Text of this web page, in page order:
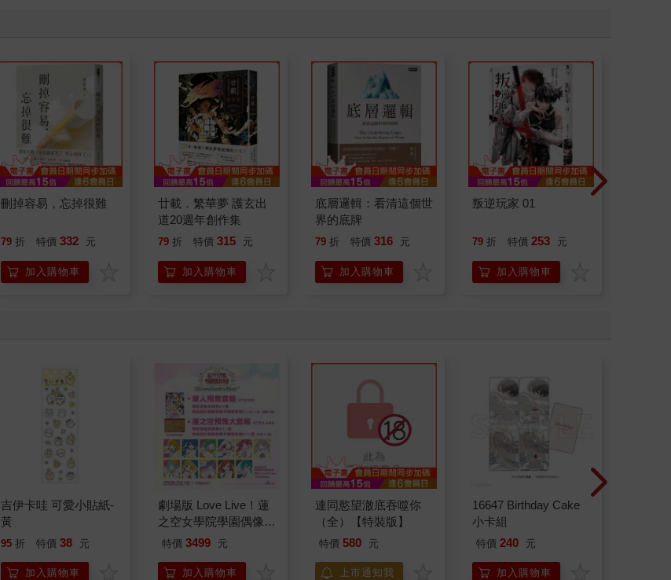
刪掉容易，忘掉很難
79 折 特價 332 元
加入購物車
廿載．繁華夢 護玄出
道20週年創作集
79 折 特價 315 元
加入購物車
底層邏輯：看清這個世
界的底牌
79 折 特價 316 元
加入購物車
叛逆玩家 01
79 折 特價 253 元
加入購物車
吉伊卡哇 可愛小貼紙-
黃
95 折 特價 38 元
加入購物車
劇場版 Love Live！蓮
之空女學院學園偶像俱
樂部 Bloom Garden
組
特價 3499 元
加入購物車
連同慾望澈底吞噬你
（全）【特裝版】
特價 580 元
上市通知我
16647 Birthday Cake
小卡組
特價 240 元
加入購物車